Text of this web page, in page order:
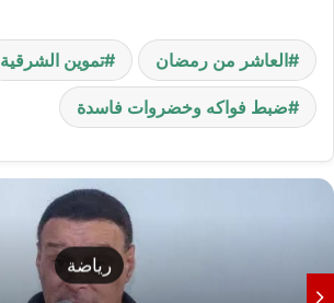
العاشر من رمضان تموين الشرقية
ضبط فواكه وخضروات فاسدة
رياضة